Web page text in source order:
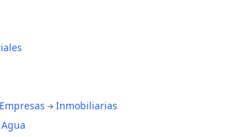
Inmobiliarias